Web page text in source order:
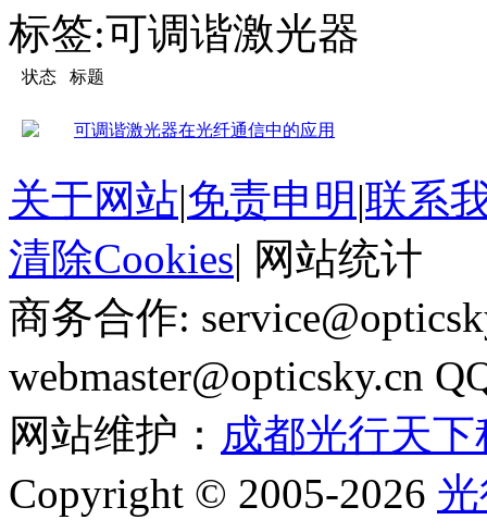
标签:可调谐激光器
状态 标题
可调谐激光器在光纤通信中的应用
关于网站|免责申明 |联系
清除Cookies| 网站统计
商务合作:
webmaster@opticsky.cn
网站维护： 成都光行天
Copyright © 2005-2026